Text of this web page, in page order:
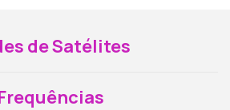
de Satélites